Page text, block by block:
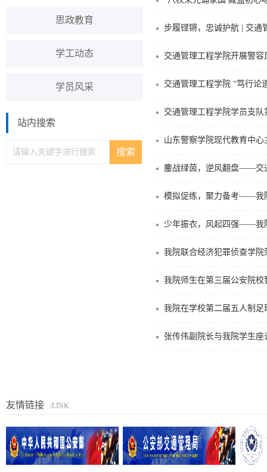
思政教育
学工动态
学员风采
站内搜索
步履铿锵，忠诚护航 | 交通
交通管理工程学院开展警容
交通管理工程学院 “笃行论
交通管理工程学院学员支
山东警察学院现代教育中
鏖战绿茵，逆风翻盘——交
模拟促练，聚力备考——我
少年振衣，风起四强——我
我院联合经济犯罪侦查学院
我院师生在第三届公安院
我院在学校第二届五人制足
张传伟副院长与我院学生座
友情链接 /LINK